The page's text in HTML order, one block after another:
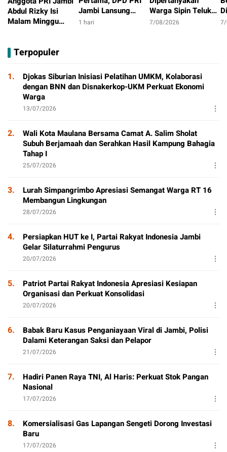
Abdul Rizky Isi
Malam Minggu
Aktivitas Positif
Jambi Lansung
Berbagi Dengan
1 hari
Warga Sipin Teluk
Duren, Jarak Dekat
7/08/2026
Terpopuler
1.
Djokas Siburian Inisiasi Pelatihan UMKM, Kolaborasi
dengan BNN dan Disnakerkop-UKM Perkuat Ekonomi
Warga
13/07/2026
2.
Wali Kota Maulana Bersama Camat A. Salim Sholat
Subuh Berjamaah dan Serahkan Hasil Kampung Bahagia
Tahap I
25/07/2026
3.
Lurah Simpangrimbo Apresiasi Semangat Warga RT 16
Membangun Lingkungan
28/07/2026
4.
Persiapkan HUT ke I, Partai Rakyat Indonesia Jambi
Gelar Silaturrahmi Pengurus
20/07/2026
5.
Patriot Partai Rakyat Indonesia Apresiasi Kesiapan
Organisasi dan Perkuat Konsolidasi
20/07/2026
6.
Babak Baru Kasus Penganiayaan Viral di Jambi, Polisi
Dalami Keterangan Saksi dan Pelapor
21/07/2026
7.
Hadiri Panen Raya TNI, Al Haris: Perkuat Stok Pangan
Nasional
17/07/2026
8.
Komersialisasi Gas Lapangan Sengeti Dorong Investasi
Baru
17/07/2026